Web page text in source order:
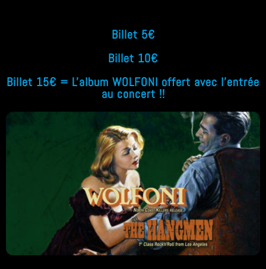
Billet 5€
Billet 10€
Billet 15€ = L'album WOLFONI offert avec l'entrée
au concert !!